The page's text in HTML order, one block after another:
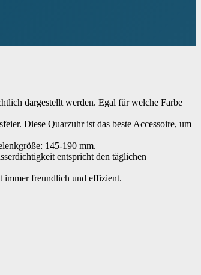
dargestellt werden. Egal für welche Farbe
Diese Quarzuhr ist das beste Accessoire, um
145-190 mm.
entspricht den täglichen
immer freundlich und effizient.